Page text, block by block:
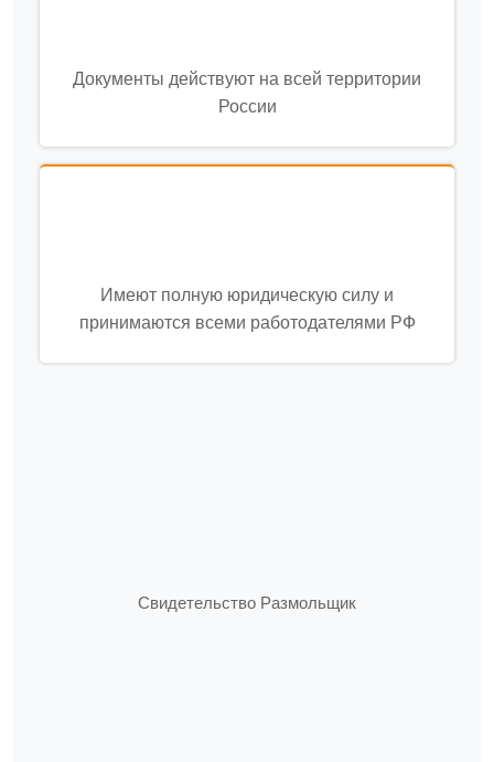
Документы действуют на всей территории
России
Имеют полную юридическую силу и
принимаются всеми работодателями РФ
Свидетельство Размольщик